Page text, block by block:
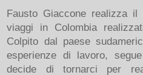
Fausto Giaccone realizza
viaggi in Colombia
Colpito dal paese
esperienze di lavoro,
decide di tornarci per